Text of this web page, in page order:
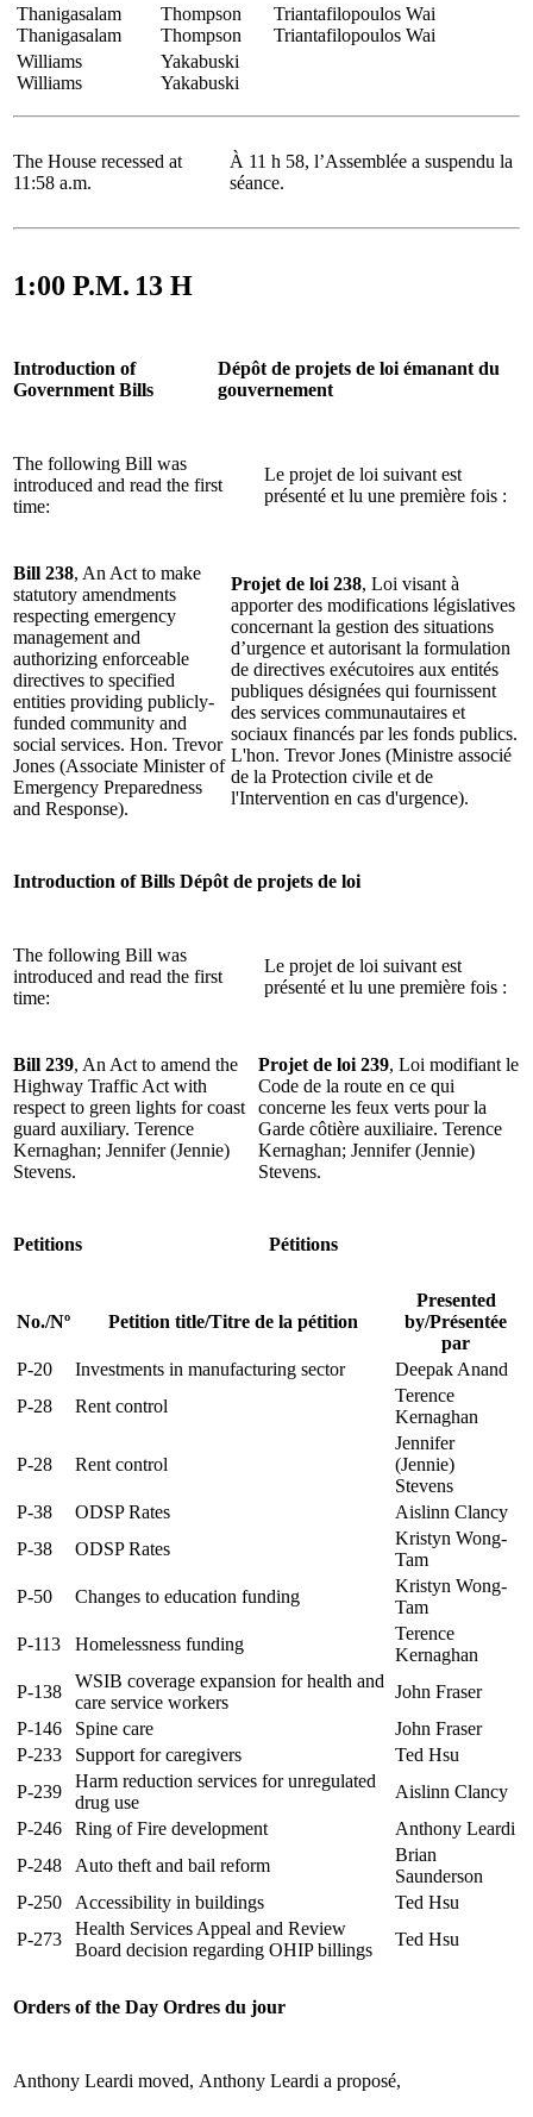
Thanigasalam
Thanigasalam
Thompson
Thompson
Triantafilopoulos
Triantafilopoulos
Wai
Wai
Williams
Williams
Yakabuski
Yakabuski
The House recessed at
11:58 a.m.
À 11 h 58, l’Assemblée a suspendu la
séance.
1:00 P.M. 13 H
Introduction of
Government Bills
Dépôt de projets de loi émanant du
gouvernement
The following Bill was
introduced and read the first
time:
Le projet de loi suivant est
présenté et lu une première fois :
Bill 238, An Act to make
statutory amendments
respecting emergency
management and
authorizing enforceable
directives to specified
entities providing publicly-
funded community and
social services. Hon. Trevor
Jones (Associate Minister of
Emergency Preparedness
and Response).
Projet de loi 238, Loi visant à
apporter des modifications législatives
concernant la gestion des situations
d’urgence et autorisant la formulation
de directives exécutoires aux entités
publiques désignées qui fournissent
des services communautaires et
sociaux financés par les fonds publics.
L'hon. Trevor Jones (Ministre associé
de la Protection civile et de
l'Intervention en cas d'urgence).
Introduction of Bills Dépôt de projets de loi
The following Bill was
introduced and read the first
time:
Le projet de loi suivant est
présenté et lu une première fois :
Bill 239, An Act to amend the
Highway Traffic Act with
respect to green lights for coast
guard auxiliary. Terence
Kernaghan; Jennifer (Jennie)
Stevens.
Projet de loi 239, Loi modifiant le
Code de la route en ce qui
concerne les feux verts pour la
Garde côtière auxiliaire. Terence
Kernaghan; Jennifer (Jennie)
Stevens.
Petitions Pétitions
No./Nº Petition title/Titre de la pétition
Presented
by/Présentée
par
P-20
Investments in manufacturing sector
Deepak Anand
P-28
Rent control
Terence
Kernaghan
P-28 Rent control
Jennifer
(Jennie)
Stevens
P-38
ODSP Rates
Aislinn Clancy
P-38
ODSP Rates
Kristyn Wong-
Tam
P-50
Changes to education funding
Kristyn Wong-
Tam
P-113
Homelessness funding
Terence
Kernaghan
P-138
WSIB coverage expansion for health and
care service workers
John Fraser
P-146
Spine care
John Fraser
P-233
Support for caregivers
Ted Hsu
P-239
Harm reduction services for unregulated
drug use
Aislinn Clancy
P-246
Ring of Fire development
Anthony Leardi
P-248
Auto theft and bail reform
Brian
Saunderson
P-250
Accessibility in buildings
Ted Hsu
P-273
Health Services Appeal and Review
Board decision regarding OHIP billings
Ted Hsu
Orders of the Day Ordres du jour
Anthony Leardi moved, Anthony Leardi a proposé,